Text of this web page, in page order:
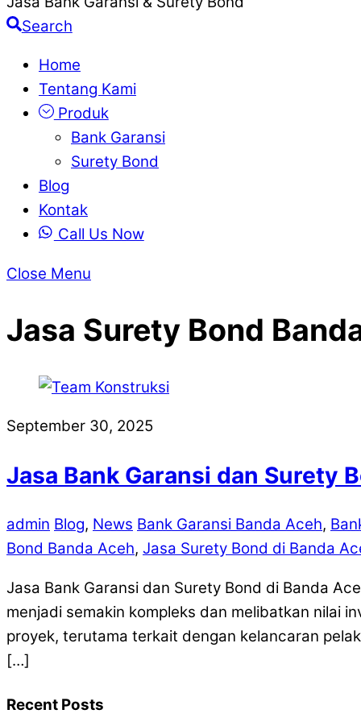
Search
Home
Tentang Kami
Produk
Bank Garansi
Surety Bond
Blog
Kontak
Call Us Now
Close Menu
Jasa Surety Bond
September 30, 2025
Jasa Bank Garansi dan Surety
admin Blog, News Bank Garansi Banda Aceh,
Bond Banda Aceh, Jasa Surety Bond di Banda
Jasa Bank Garansi dan Surety Bond di Banda
menjadi semakin kompleks dan melibatkan nilai
proyek, terutama terkait dengan kelancaran
[…]
Recent Posts